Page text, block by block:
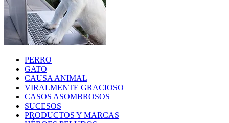
PERRO
GATO
CAUSA ANIMAL
VIRALMENTE GRACIOSO
CASOS ASOMBROSOS
SUCESOS
PRODUCTOS Y MARCAS